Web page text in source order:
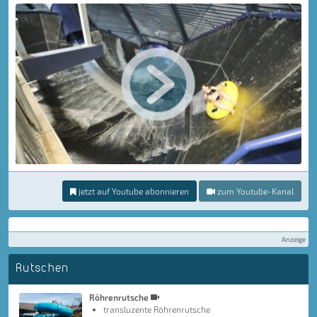
jetzt auf Youtube abonnieren zum Youtube-Kanal
Anzeige
Rutschen
Röhrenrutsche
transluzente Röhrenrutsche